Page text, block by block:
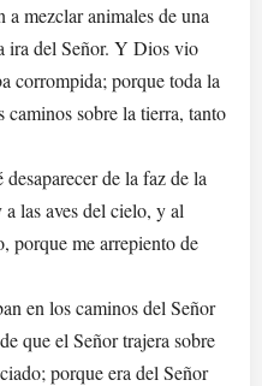
a mezclar animales de una
ira del Señor. Y Dios vio
corrompida; porque toda la
sobre la tierra, tanto
de la faz de la
las aves del cielo, y al
porque me arrepiento de
en los caminos del Señor
que el Señor trajera sobre
porque era del Señor